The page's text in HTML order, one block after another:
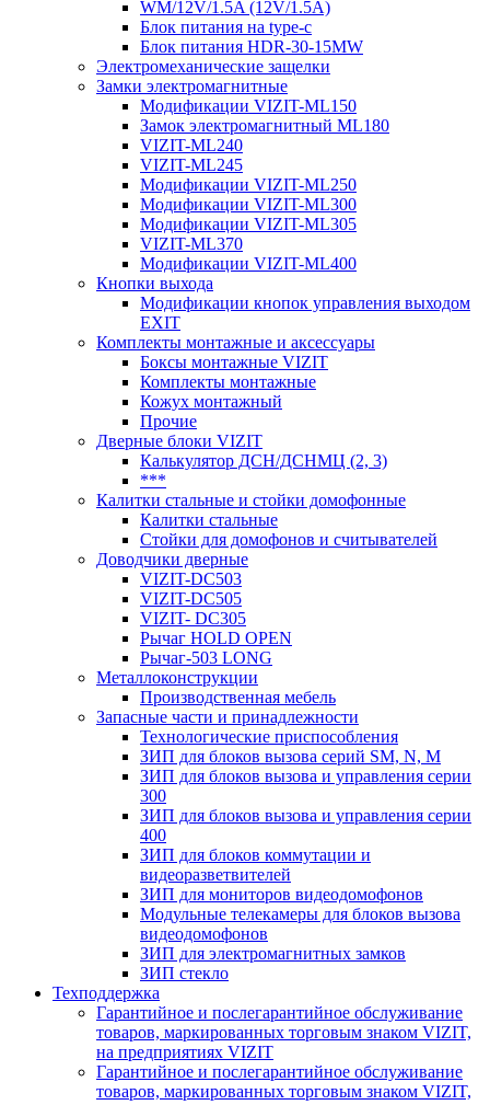
WM/12V/1.5A (12V/1.5A)
Блок питания на type-c
Блок питания HDR-30-15MW
Электромеханические защелки
Замки электромагнитные
Модификации VIZIT-ML150
Замок электромагнитный ML180
VIZIT-ML240
VIZIT-ML245
Модификации VIZIT-ML250
Модификации VIZIT-ML300
Модификации VIZIT-ML305
VIZIT-ML370
Модификации VIZIT-ML400
Кнопки выхода
Модификации кнопок управления выходом
EXIT
Комплекты монтажные и аксессуары
Боксы монтажные VIZIT
Комплекты монтажные
Кожух монтажный
Прочие
Дверные блоки VIZIT
Калькулятор ДСН/ДСНМЦ (2, 3)
***
Калитки стальные и стойки домофонные
Калитки стальные
Стойки для домофонов и считывателей
Доводчики дверные
VIZIT-DC503
VIZIT-DC505
VIZIT- DC305
Рычаг HOLD OPEN
Рычаг-503 LONG
Металлоконструкции
Производственная мебель
Запасные части и принадлежности
Технологические приспособления
ЗИП для блоков вызова серий SM, N, M
ЗИП для блоков вызова и управления серии
300
ЗИП для блоков вызова и управления серии
400
ЗИП для блоков коммутации и
видеоразветвителей
ЗИП для мониторов видеодомофонов
Модульные телекамеры для блоков вызова
видеодомофонов
ЗИП для электромагнитных замков
ЗИП стекло
Техподдержка
Гарантийное и послегарантийное обслуживание
товаров, маркированных торговым знаком VIZIT,
на предприятиях VIZIT
Гарантийное и послегарантийное обслуживание
товаров, маркированных торговым знаком VIZIT,